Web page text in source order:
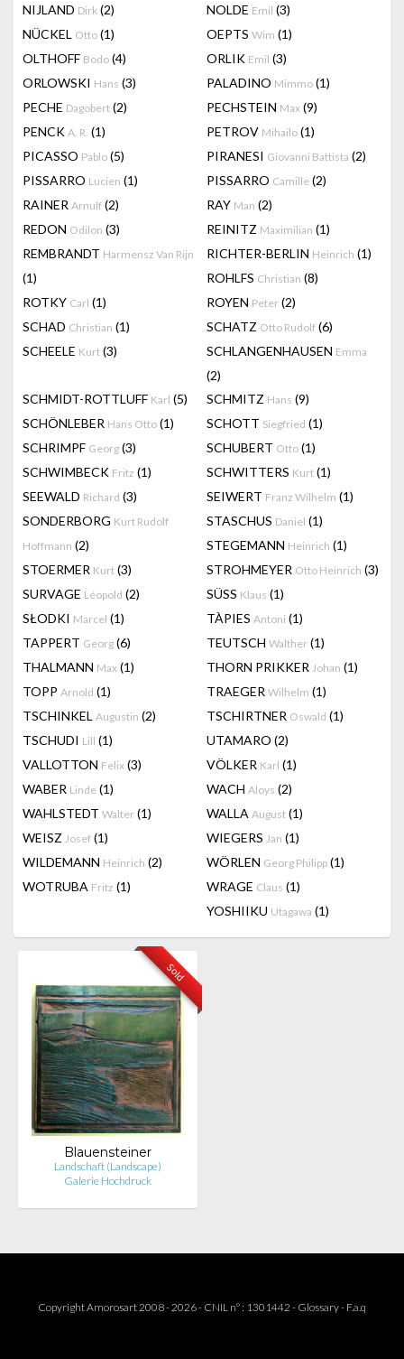
NIJLAND Dirk (2) NOLDE Emil (3)
NÜCKEL Otto (1) OEPTS Wim (1)
OLTHOFF Bodo (4) ORLIK Emil (3)
ORLOWSKI Hans (3) PALADINO Mimmo (1)
PECHE Dagobert (2) PECHSTEIN Max (9)
PENCK A. R. (1) PETROV Mihailo (1)
PICASSO Pablo (5) PIRANESI Giovanni Battista (2)
PISSARRO Lucien (1) PISSARRO Camille (2)
RAINER Arnulf (2) RAY Man (2)
REDON Odilon (3) REINITZ Maximilian (1)
REMBRANDT Harmensz Van Rijn
(1)
RICHTER-BERLIN Heinrich (1)
ROHLFS Christian (8)
ROTKY Carl (1) ROYEN Peter (2)
SCHAD Christian (1) SCHATZ Otto Rudolf (6)
SCHEELE Kurt (3) SCHLANGENHAUSEN Emma
(2)
SCHMIDT-ROTTLUFF Karl (5) SCHMITZ Hans (9)
SCHÖNLEBER Hans Otto (1) SCHOTT Siegfried (1)
SCHRIMPF Georg (3) SCHUBERT Otto (1)
SCHWIMBECK Fritz (1) SCHWITTERS Kurt (1)
SEEWALD Richard (3) SEIWERT Franz Wilhelm (1)
SONDERBORG Kurt Rudolf
Hoffmann (2)
STASCHUS Daniel (1)
STEGEMANN Heinrich (1)
STOERMER Kurt (3) STROHMEYER Otto Heinrich (3)
SURVAGE Léopold (2) SÜSS Klaus (1)
SŁODKI Marcel (1) TÀPIES Antoni (1)
TAPPERT Georg (6) TEUTSCH Walther (1)
THALMANN Max (1) THORN PRIKKER Johan (1)
TOPP Arnold (1) TRAEGER Wilhelm (1)
TSCHINKEL Augustin (2) TSCHIRTNER Oswald (1)
TSCHUDI Lill (1) UTAMARO (2)
VALLOTTON Felix (3) VÖLKER Karl (1)
WABER Linde (1) WACH Aloys (2)
WAHLSTEDT Walter (1) WALLA August (1)
WEISZ Josef (1) WIEGERS Jan (1)
WILDEMANN Heinrich (2) WÖRLEN Georg Philipp (1)
WOTRUBA Fritz (1) WRAGE Claus (1)
YOSHIIKU Utagawa (1)
Sold
Blauensteiner
Landschaft (Landscape)
Galerie Hochdruck
Copyright Amorosart 2008 - 2026 - CNIL n° : 1301442 - Glossary- F.a.q